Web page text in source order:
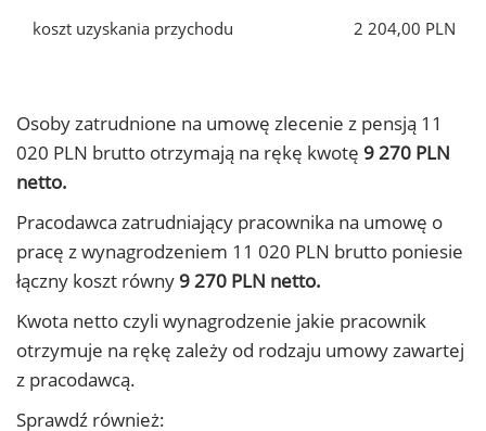
koszt uzyskania przychodu
2 204,00 PLN
Osoby zatrudnione na umowę zlecenie z pensją 11
020 PLN brutto otrzymają na rękę kwotę 9 270 PLN
netto.
Pracodawca zatrudniający pracownika na umowę o
pracę z wynagrodzeniem 11 020 PLN brutto poniesie
łączny koszt równy 9 270 PLN netto.
Kwota netto czyli wynagrodzenie jakie pracownik
otrzymuje na rękę zależy od rodzaju umowy zawartej
z pracodawcą.
Sprawdź również: